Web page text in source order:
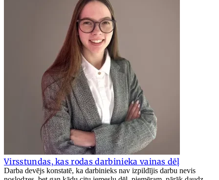
Virsstundas, kas rodas darbinieka vainas dēļ
Darba devējs konstatē, ka darbinieks nav izpildījis darbu nevis